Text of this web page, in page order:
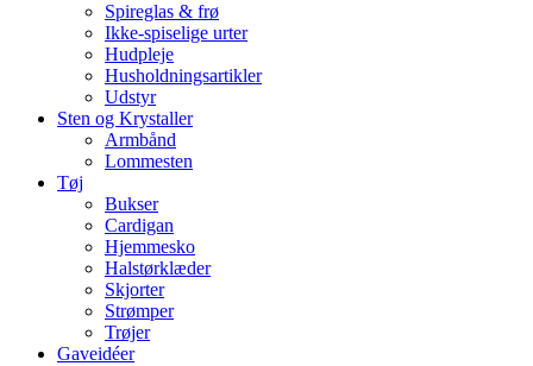
Spireglas & frø
Ikke-spiselige urter
Hudpleje
Husholdningsartikler
Udstyr
Sten og Krystaller
Armbånd
Lommesten
Tøj
Bukser
Cardigan
Hjemmesko
Halstørklæder
Skjorter
Strømper
Trøjer
Gaveidéer